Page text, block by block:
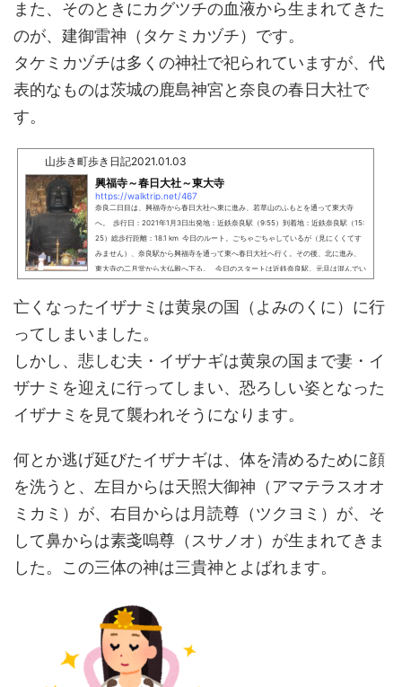
また、そのときにカグツチの血液から生まれてきた
のが、建御雷神（タケミカヅチ）です。
タケミカヅチは多くの神社で祀られていますが、代
表的なものは茨城の鹿島神宮と奈良の春日大社で
す。
山歩き町歩き日記2021.01.03
興福寺～春日大社～東大寺
https://walktrip.net/467
奈良二日目は、興福寺から春日大社へ東に進み、若草山のふもとを通って東大寺
へ。 歩行日：2021年1月3日出発地：近鉄奈良駅（9:55）到着地：近鉄奈良駅（15:
25）総歩行距離：18.1 km 今日のルート。ごちゃごちゃしているが（見にくくてす
みません）、奈良駅から興福寺を通って東へ春日大社へ行く。その後、北に進み、
東大寺の二月堂から大仏殿へ下る。 今日のスタートは近鉄奈良駅。元旦は混んでい
亡くなったイザナミは黄泉の国（よみのくに）に行
ってしまいました。
しかし、悲しむ夫・イザナギは黄泉の国まで妻・イ
ザナミを迎えに行ってしまい、恐ろしい姿となった
イザナミを見て襲われそうになります。
何とか逃げ延びたイザナギは、体を清めるために顔
を洗うと、左目からは天照大御神（アマテラスオオ
ミカミ）が、右目からは月読尊（ツクヨミ）が、そ
して鼻からは素戔嗚尊（スサノオ）が生まれてきま
した。この三体の神は三貴神とよばれます。